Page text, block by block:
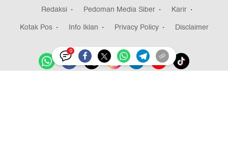
0
Redaksi Pedoman Media Siber
Karir
Kotak Pos
Info Iklan Privacy Policy Disclaimer